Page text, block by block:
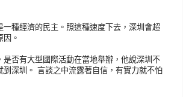
種經濟的民主。照這種速度下去，深圳會超
。
否有大型國際活動在當地舉辦，他說深圳不
深圳。 言談之中流露著自信，有實力就不怕